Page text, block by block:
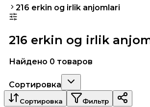
216 erkin og irlik anjomlari
216 erkin og irlik
Найдено 0 товаров
Сортировка
Сортировка Фильтр